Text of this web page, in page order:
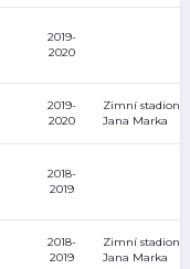
2019-
2020
2019-
2020
Zimní stadion
Jana Marka
2018-
2019
2018-
2019
Zimní stadion
Jana Marka